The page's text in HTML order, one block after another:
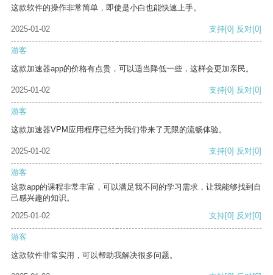
这款软件的操作非常简单，即使是小白也能快速上手。
2025-01-02 支持[0] 反对[0]
游客
这款加速器app的价格有点贵，可以适当降低一些，这样会更加亲民。
2025-01-02 支持[0] 反对[0]
游客
这款加速器VPM应用程序已经为我们带来了无限的流畅体验。
2025-01-02 支持[0] 反对[0]
游客
这款app的课程非常丰富，可以满足我不同的学习需求，让我能够找到自
己感兴趣的知识。
2025-01-02
支持[0] 反对[0]
游客
这款软件非常实用，可以帮助我解决很多问题。